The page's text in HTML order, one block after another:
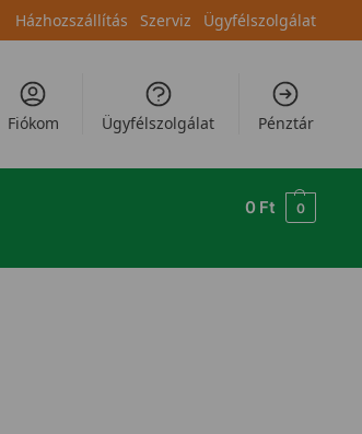
Házhozszállítás Szerviz Ügyfélszolgálat
Fiókom Ügyfélszolgálat Pénztár
0 Ft 0